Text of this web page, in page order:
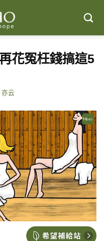
花冤枉錢搞這5
亦云